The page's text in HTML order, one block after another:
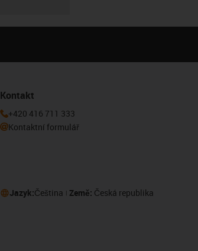
Kontakt
+420 416 711 333
Kontaktní formulář
Jazyk:Čeština Země: Česká republika